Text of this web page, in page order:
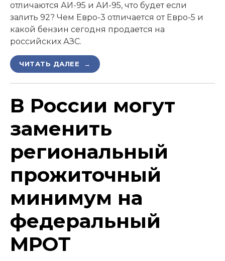
отличаются АИ-95 и АИ-95, что будет если
залить 92? Чем Евро-3 отличается от Евро-5 и
какой бензин сегодня продается на
российских АЗС.
ЧИТАТЬ ДАЛЕЕ →
В России могут
заменить
региональный
прожиточный
минимум на
федеральный
МРОТ